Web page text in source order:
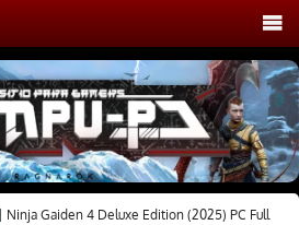
Ninja Gaiden 4 Deluxe Edition (2025) PC Full